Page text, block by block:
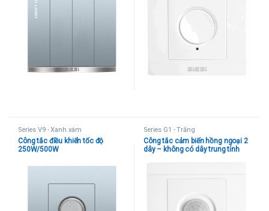
Series V9 - Xanh xám
Công tắc điều khiển tốc độ
250W/500W
Series G1 - Trắng
Công tắc cảm biến hồng ngoại 2
dây – không có dây trung tính